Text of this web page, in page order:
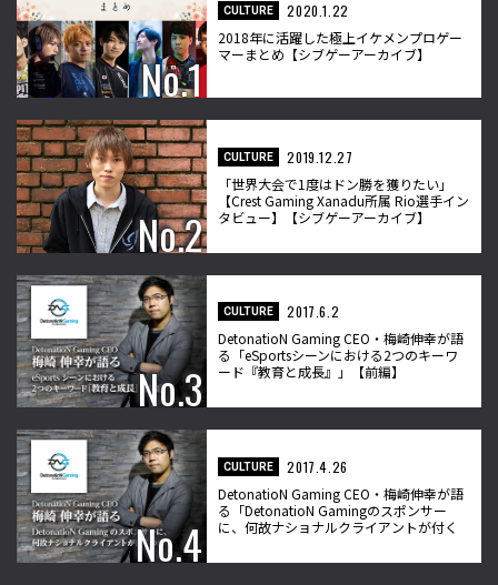
CULTURE
2020.1.22
2018年に活躍した極上イケメンプロゲー
マーまとめ【シブゲーアーカイブ】
CULTURE
2019.12.27
「世界大会で1度はドン勝を獲りたい」
【Crest Gaming Xanadu所属 Rio選手イン
タビュー】【シブゲーアーカイブ】
CULTURE
2017.6.2
DetonatioN Gaming CEO・梅崎伸幸が語
る「eSportsシーンにおける2つのキーワ
ード『教育と成長』」【前編】
CULTURE
2017.4.26
DetonatioN Gaming CEO・梅崎伸幸が語
る「DetonatioN Gamingのスポンサー
に、何故ナショナルクライアントが付く